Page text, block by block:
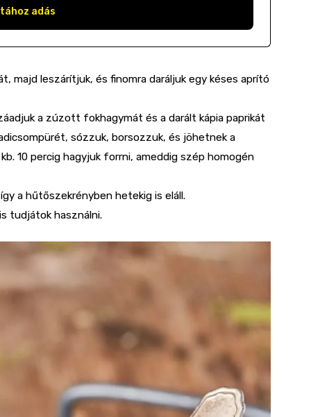
adás
majd leszárítjuk, és finomra daráljuk egy késes aprító
a zúzott fokhagymát és a darált kápia paprikát
sózzuk, borsozzuk, és jöhetnek a
10 percig hagyjuk forrni, ameddig szép homogén
a hűtőszekrényben hetekig is eláll.
tudjátok használni.